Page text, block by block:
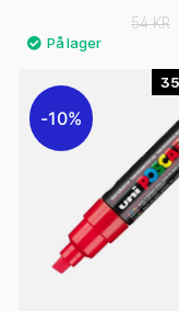
54 KR
35
10%